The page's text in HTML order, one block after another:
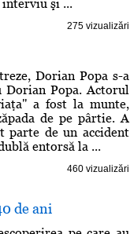
interviu şi ...
275 vizualizări
Dorian Popa s-a
Popa. Actorul
a fost la munte,
de pe pârtie. A
parte de un accident
entorsă la ...
460 vizualizări
de ani